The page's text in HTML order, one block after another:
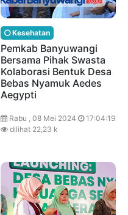
Kesehatan
Pemkab Banyuwangi
Bersama Pihak Swasta
Kolaborasi Bentuk Desa
Bebas Nyamuk Aedes
Aegypti
Rabu , 08 Mei 2024
17:04:19
dilihat 22,23 k